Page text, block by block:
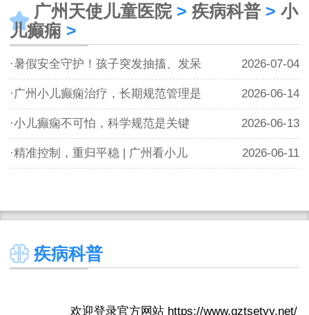
广州天使儿童医院> 疾病科普 > 小
儿癫痫 >
·暑假安全守护！孩子突发抽搐、发呆 2026-07-04
·广州小儿癫痫治疗，长期规范管理是 2026-06-14
·小儿癫痫不可怕，科学规范是关键 2026-06-13
·精准控制，重归平稳 | 广州看小儿 2026-06-11
疾病科普
欢迎登录官方网站 https://www.gztsetyy.net/